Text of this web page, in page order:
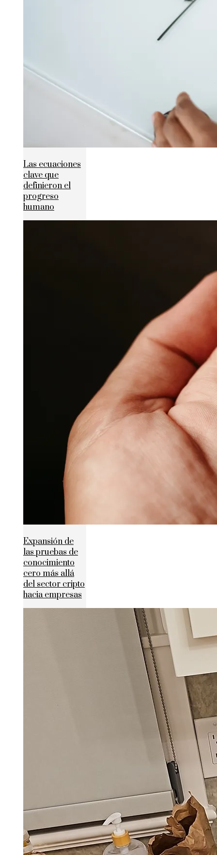
Las ecuaciones
clave que
definieron el
progreso
humano
Expansión de
las pruebas de
conocimiento
cero más allá
del sector cripto
hacia empresas